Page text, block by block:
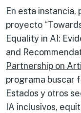
En esta
proyecto
Equality in AI:
and
Partnership on
programa buscar
Estados y otros
IA inclusivos,